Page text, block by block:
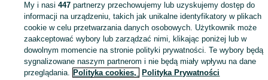
My i nasi447 partnerzy przechowujemy lub uzyskujemy dostęp do
informacji na urządzeniu, takich jak unikalne identyfikatory w plikach
cookie w celu przetwarzania danych osobowych. Użytkownik może
zaakceptować wybory lub zarządzać nimi, klikając poniżej lub w
dowolnym momencie na stronie polityki prywatności. Te wybory będą
sygnalizowane naszym partnerom i nie będą miały wpływu na dane
przeglądania. Polityka cookies, Polityka Prywatności